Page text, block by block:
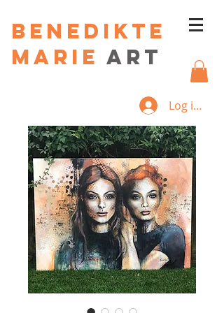
Benedikte
Marie art
Log ind